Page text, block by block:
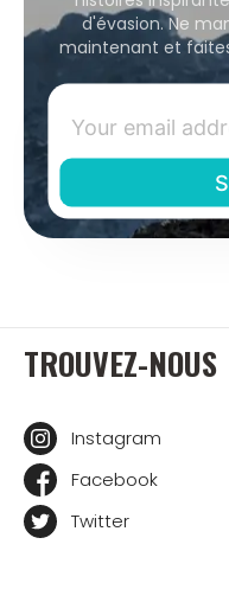
d'évasion. Ne
maintenant et
TROUVEZ-NOUS
Instagram
Facebook
Twitter